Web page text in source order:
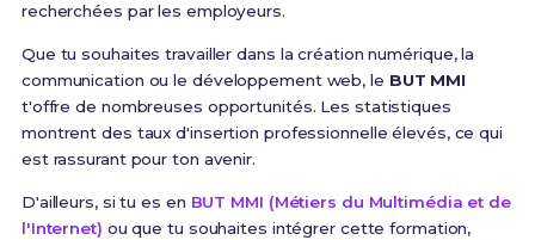
recherchées par les employeurs.
Que tu souhaites travailler dans la création numérique, la
communication ou le développement web, le BUT MMI
t'offre de nombreuses opportunités. Les statistiques
montrent des taux d'insertion professionnelle élevés, ce qui
est rassurant pour ton avenir.
D'ailleurs, si tu es en BUT MMI (Métiers du Multimédia et de
l'Internet) ou que tu souhaites intégrer cette formation,